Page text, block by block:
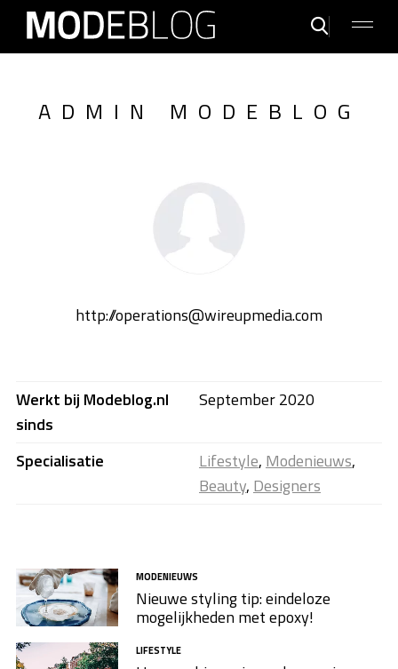
ADMIN MODEBLOG
http://operations@wireupmedia.com
Werkt bij Modeblog.nl
sinds
September 2020
Specialisatie Lifestyle, Modenieuws,
Beauty, Designers
MODENIEUWS
Nieuwe styling tip: eindeloze
mogelijkheden met epoxy!
LIFESTYLE